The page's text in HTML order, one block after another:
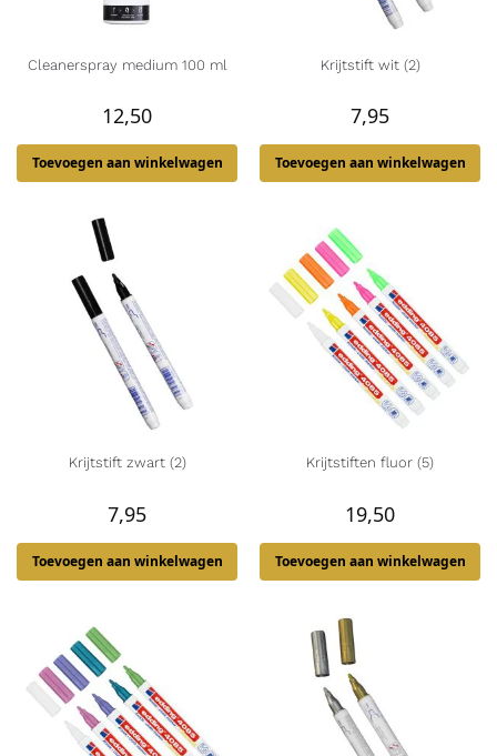
Cleanerspray medium 100 ml
12,50
Toevoegen aan winkelwagen
Krijtstift wit (2)
7,95
Toevoegen aan winkelwagen
Krijtstift zwart (2)
7,95
Toevoegen aan winkelwagen
Krijtstiften fluor (5)
19,50
Toevoegen aan winkelwagen